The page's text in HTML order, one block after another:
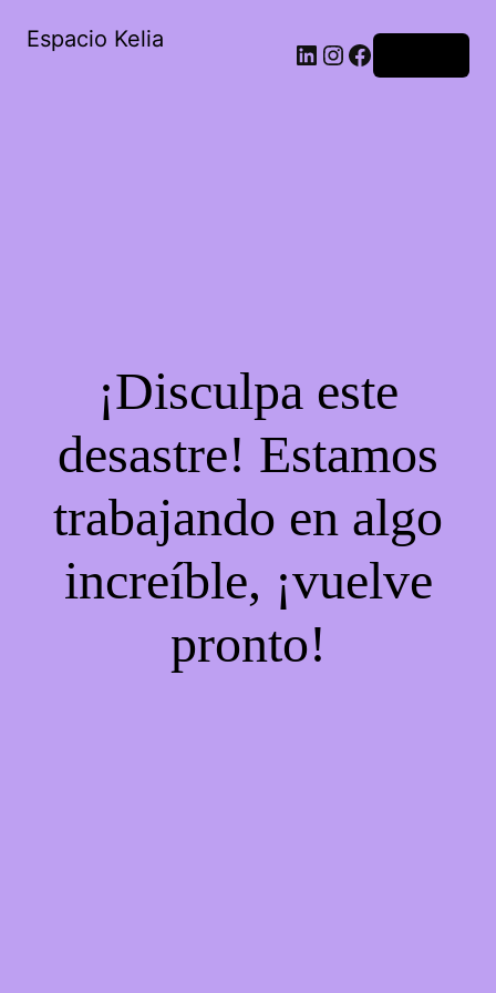
Espacio Kelia
¡Disculpa este
desastre! Estamos
trabajando en algo
increíble, ¡vuelve
pronto!